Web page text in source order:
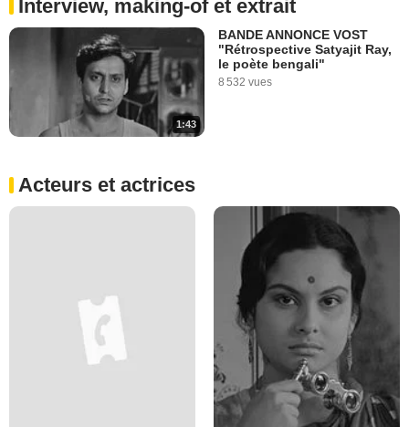
Interview, making-of et extrait
1:43
BANDE ANNONCE VOST
"Rétrospective Satyajit Ray,
le poète bengali"
8 532 vues
Acteurs et actrices